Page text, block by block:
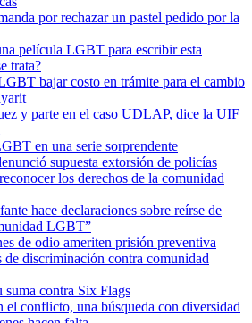
por rechazar un pastel pedido por la
película LGBT para escribir esta
trata?
bajar costo en trámite para el cambio
y parte en el caso UDLAP, dice la UIF
en una serie sorprendente
supuesta extorsión de policías
los derechos de la comunidad
hace declaraciones sobre reírse de
LGBT”
de odio ameriten prisión preventiva
de discriminación contra comunidad
suma contra Six Flags
el conflicto, una búsqueda con diversidad